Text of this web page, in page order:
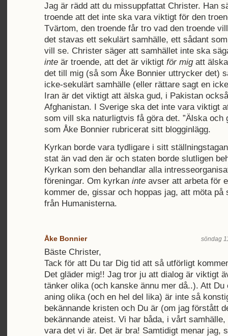
Jag är rädd att du missuppfattat Christer. Han
troende att det inte ska vara viktigt för den
Tvärtom, den troende får tro vad den troende
det stavas ett sekulärt samhälle, ett sådant
vill se. Christer säger att samhället inte ska
inteär troende, att det är viktigt för migatt älska
det till mig (så som Åke Bonnier uttrycker det)
icke-sekulärt samhälle (eller rättare sagt en
Iran är det viktigt att älska gud, i Pakistan
Afghanistan. I Sverige ska det inte vara viktigt
som vill ska naturligtvis få göra det. ”Älska och
som Åke Bonnier rubricerat sitt blogginlägg.
Kyrkan borde vara tydligare i sitt
stat än vad den är och staten borde slutligen
Kyrkan som den behandlar alla
föreningar. Om kyrkan inteavser att arbeta för
kommer de, gissar och hoppas jag, att möta på
från Humanisterna.
Åke Bonnier söndag
Bäste Christer,
Tack för att Du tar Dig tid att så utförligt
Det gläder mig!! Jag tror ju att dialog är viktigt
tänker olika (och kanske ännu mer då..). Att Du
aning olika (och en hel del lika) är inte så
bekännande kristen och Du är (om jag förstått
bekännande ateist. Vi har båda, i vårt
vara det vi är. Det är bra! Samtidigt menar jag,